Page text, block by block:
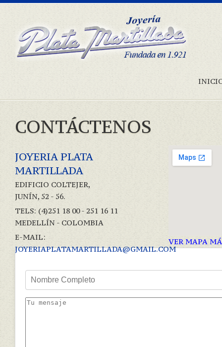
CONTÁCTENOS
JOYERIA PLATA
MARTILLADA
EDIFICIO COLTEJER,
JUNÍN, 52 - 56.
TELS: (4)251 18 00 - 251 16 11
MEDELLÍN - COLOMBIA
E-MAIL:
JOYERIAPLATAMARTILLADA@GMAIL.COM
VER MAPA